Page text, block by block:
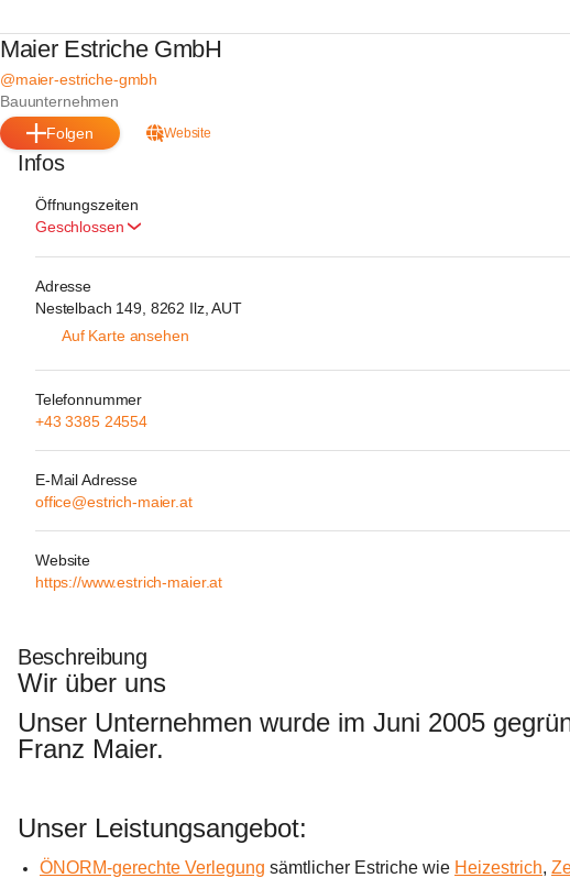
Maier Estriche GmbH
@maier-estriche-gmbh
Bauunternehmen
Folgen
Website
Infos
Öffnungszeiten
Geschlossen
Adresse
Nestelbach 149, 8262 Ilz, AUT
Auf Karte ansehen
Telefonnummer
+43 3385 24554
E-Mail Adresse
office@estrich-maier.at
Website
https://www.estrich-maier.at
Beschreibung
Wir über uns
Unser Unternehmen wurde im Juni 2005
Franz Maier.
Unser Leistungsangebot:
ÖNORM-gerechte Verlegung sämtlicher Estriche wie Heizestrich,